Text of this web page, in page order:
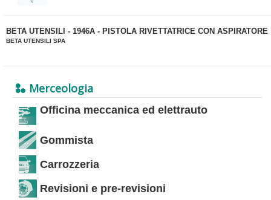
BETA UTENSILI - 1946A - PISTOLA RIVETTATRICE CON ASPIRATORE
BETA UTENSILI SPA
Merceologia
Officina meccanica ed elettrauto
Gommista
Carrozzeria
Revisioni e pre-revisioni